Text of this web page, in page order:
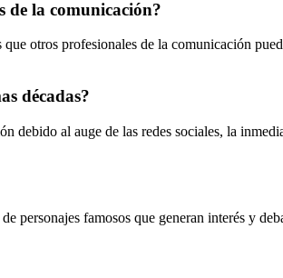
de la comunicación?
otros profesionales de la comunicación
décadas?
debido al auge de las redes sociales, la
famosos que generan interés y